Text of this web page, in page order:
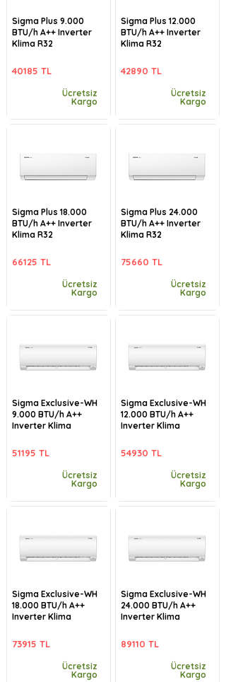
Sigma Plus 9.000
BTU/h A++ Inverter
Klima R32
40185 TL
Ücretsiz
Kargo
Sigma Plus 18.000
BTU/h A++ Inverter
Klima R32
66125 TL
Ücretsiz
Kargo
Sigma Exclusive-WH
9.000 BTU/h A++
Inverter Klima
51195 TL
Ücretsiz
Kargo
Sigma Exclusive-WH
18.000 BTU/h A++
Inverter Klima
73915 TL
Ücretsiz
Kargo
Sigma Plus 12.000
BTU/h A++ Inverter
Klima R32
42890 TL
Ücretsiz
Kargo
Sigma Plus 24.000
BTU/h A++ Inverter
Klima R32
75660 TL
Ücretsiz
Kargo
Sigma Exclusive-WH
12.000 BTU/h A++
Inverter Klima
54930 TL
Ücretsiz
Kargo
Sigma Exclusive-WH
24.000 BTU/h A++
Inverter Klima
89110 TL
Ücretsiz
Kargo